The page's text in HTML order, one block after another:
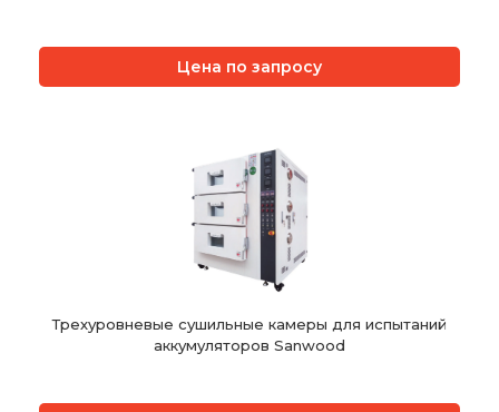
Цена по запросу
Трехуровневые сушильные камеры для испытаний
аккумуляторов Sanwood